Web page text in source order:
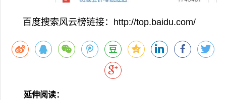
百度搜索风云榜链接：http://top.baidu.com/
延伸阅读：